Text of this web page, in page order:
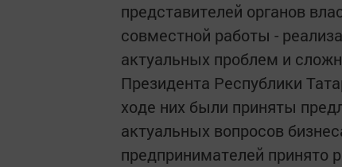
представителей органов
совместной работы -
актуальных проблем и
Президента Республики
ходе них были приняты
актуальных вопросов
предпринимателей принято